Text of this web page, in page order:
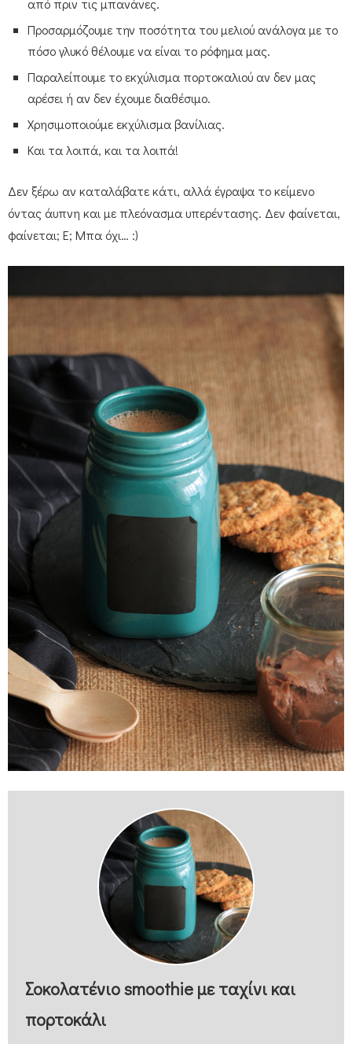
από πριν τις μπανάνες.
Προσαρμόζουμε την ποσότητα του μελιού ανάλογα με το
πόσο γλυκό θέλουμε να είναι το ρόφημα μας.
Παραλείπουμε το εκχύλισμα πορτοκαλιού αν δεν μας
αρέσει ή αν δεν έχουμε διαθέσιμο.
Χρησιμοποιούμε εκχύλισμα βανίλιας.
Και τα λοιπά, και τα λοιπά!
Δεν ξέρω αν καταλάβατε κάτι, αλλά έγραψα το κείμενο
όντας άυπνη και με πλεόνασμα υπερέντασης. Δεν φαίνεται,
φαίνεται; Ε; Μπα όχι… :)
Σοκολατένιο smoothie με ταχίνι και
πορτοκάλι